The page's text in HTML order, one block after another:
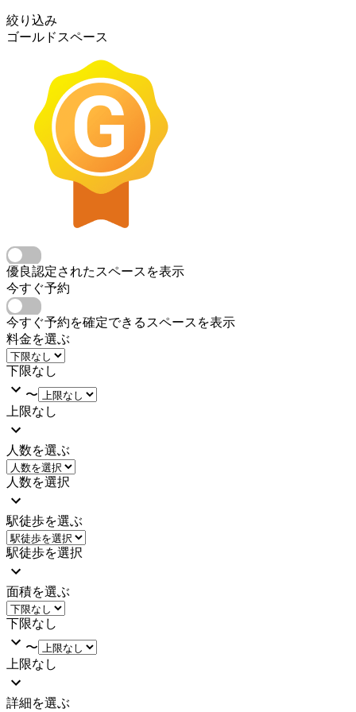
絞り込み
ゴールドスペース
優良認定されたスペースを表示
今すぐ予約
今すぐ予約を確定できるスペースを表示
料金を選ぶ
下限なし
〜
上限なし
人数を選ぶ
人数を選択
駅徒歩を選ぶ
駅徒歩を選択
面積を選ぶ
下限なし
〜
上限なし
詳細を選ぶ